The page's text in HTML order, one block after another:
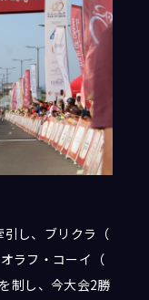
し、ブリクラ（
ラフ・コーイ（
制し、今大会2勝